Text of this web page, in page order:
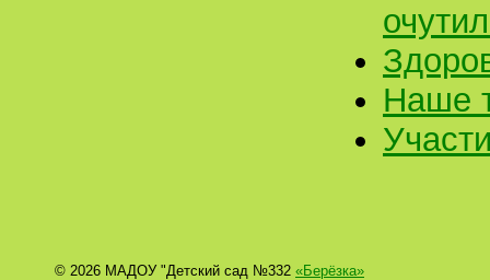
Наше
© 2026 МАДОУ "Детский сад №332 «Берёзка»